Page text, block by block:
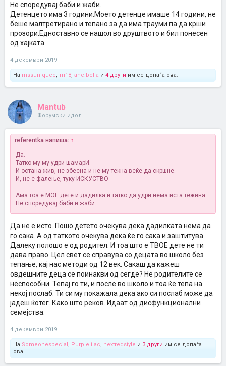
Не споредувај баби и жаби.
Детенцето има 3 години.Моето детенце имаше 14 години, не
беше малтретирано и тепано за да има трауми па да крши
прозори.Едноставно се нашол во друштвото и бил понесен
од хајката.
4 декември 2019
На mssuniquee, тп18, ane.bella и 4 други им се допаѓа ова.
Mantub
Форумски идол
referentka напиша: ↑
Да.
Татко му му удри шамарИ.
И остана жив, не збесна и не му текна веќе да скршне.
И, не е фалење, туку ИСКУСТВО
Ама тоа е МОЕ дете и дадилка и татко да удри нема иста тежина.
Не споредувај баби и жаби
Да не е исто. Пошо детето очекува дека дадилката нема да
го сака. А од таткото очекува дека ќе го сака и заштитува.
Далеку полошо е од родител. И тоа што е ТВОЕ дете не ти
дава право. Цел свет се справува со децата во школо без
тепање, кај нас методи од 12 век. Сакаш да кажеш
овдешните деца се поинакви од сегде? Не родителите се
неспособни. Тепај го ти, и после во школо и тоа ќе тепа на
некој послаб. Ти си му покажала дека ако си послаб може да
јадеш ќотег. Како што реков. Идаат од дисфункционални
семејства.
4 декември 2019
На Someonespecial, Purplelilac, nextredstyle и 3 други им се допаѓа
ова.